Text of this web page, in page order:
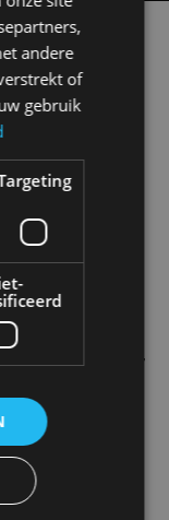
2026?
EX60 – Welke
Z06
60 jaar Miura met
nergens voor nodig,
atmosferische V8 en
leuker
andere
of
gebruik